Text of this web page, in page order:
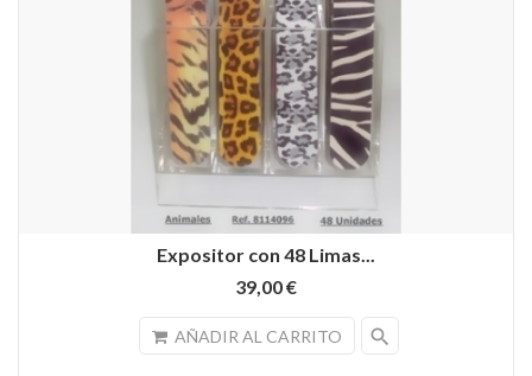
Expositor con 48 Limas...
39,00 €
AÑADIR AL CARRITO search